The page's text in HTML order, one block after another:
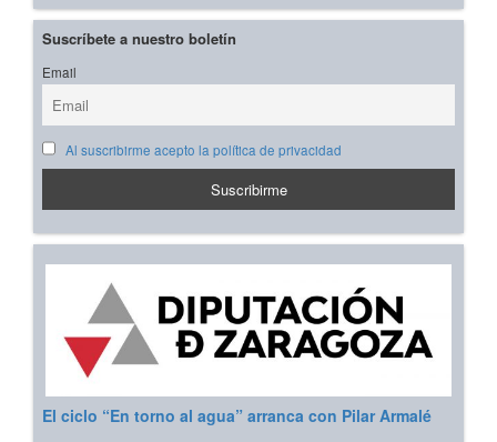
Suscríbete a nuestro boletín
Email
Al suscribirme acepto la política de privacidad
El ciclo “En torno al agua” arranca con Pilar Armalé